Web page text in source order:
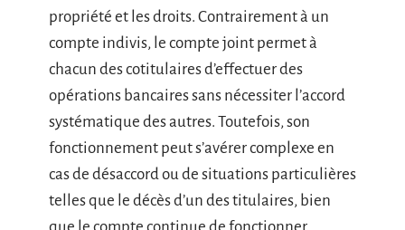
propriété et les droits. Contrairement à un
compte indivis, le compte joint permet à
chacun des cotitulaires d’effectuer des
opérations bancaires sans nécessiter l’accord
systématique des autres. Toutefois, son
fonctionnement peut s’avérer complexe en
cas de désaccord ou de situations particulières
telles que le décès d’un des titulaires, bien